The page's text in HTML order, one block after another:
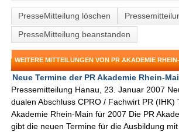
PresseMitteilung löschen
PresseMitteilung beanstanden
WEITERE MITTEILUNGEN VON PR AKADEMIE
Neue Termine der PR Akademie Rhein-
Pressemitteilung Hanau, 23. Januar 2007
dualen Abschluss CPRO / Fachwirt PR (IHK)
Akademie Rhein-Main für 2007 Die PR
gibt die neuen Termine für die Ausbildung